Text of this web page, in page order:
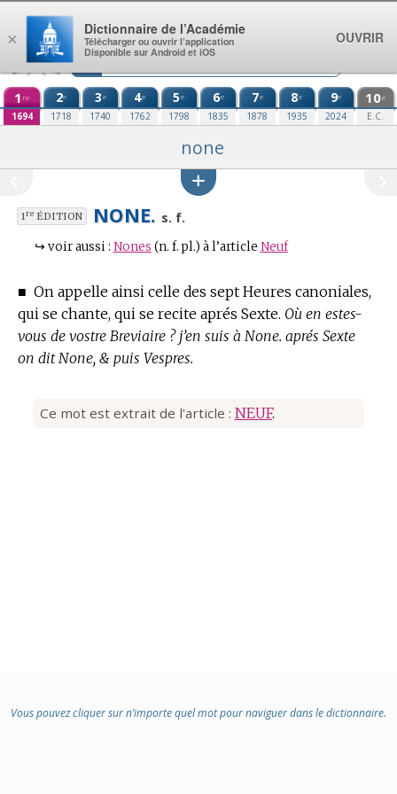
Aller au contenu
1 re
1694
2e
1718
3e
1740
4e
1762
5e
1798
6e
1835
7e
1878
8e
1935
9e
2024
10e
E.C.
none
1reÉDITION NONE. s. f.
↪ voir aussi : Nones (n. f. pl.) à l’article Neuf
■ On appelle ainsi celle des sept Heures canoniales,
qui se chante, qui se recite aprés Sexte. Où en estes-
vous de vostre Breviaire ? j’en suis à None. aprés Sexte
on dit None, & puis Vespres.
Ce mot est extrait de l'article : NEUF.
Vous pouvez cliquer sur n’importe quel mot pour naviguer dans le dictionnaire.
×
Dictionnaire de l’Académie
Télécharger ou ouvrir l’application
Disponible sur Android et iOS
OUVRIR